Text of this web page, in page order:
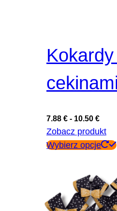
7.88 € - 10.50 €
Zobacz produkt
Wybierz opcje